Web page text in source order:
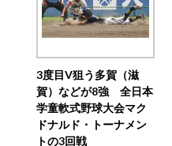
3度目V狙う多賀（滋
賀）などが8強 全日本
学童軟式野球大会マク
ドナルド・トーナメン
トの3回戦